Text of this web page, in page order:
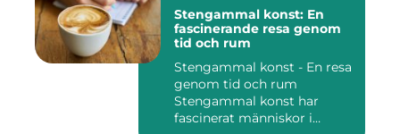
Stengammal konst: En
fascinerande resa genom
tid och rum
Stengammal konst - En resa
genom tid och rum
Stengammal konst har
fascinerat människor i